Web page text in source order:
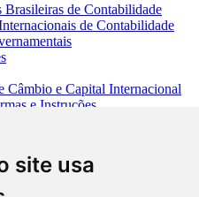
site usa
de Contabilidade
de Contabilidade
e Capital Internacional
e Instruções
e Valores Mobiliários
Rural
do SFN
Bancária
Documentos